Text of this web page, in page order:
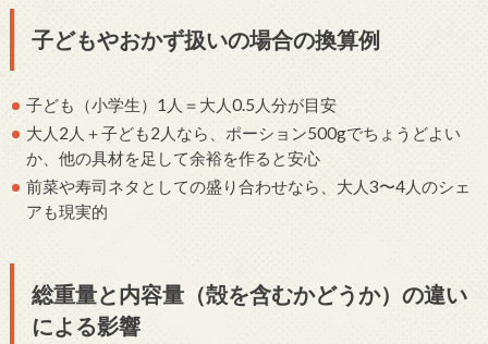
子どもやおかず扱いの場合の換算例
子ども（小学生）1人＝大人0.5人分が目安
大人2人＋子ども2人なら、ポーション500gでちょうどよい
か、他の具材を足して余裕を作ると安心
前菜や寿司ネタとしての盛り合わせなら、大人3〜4人のシェ
アも現実的
総重量と内容量（殻を含むかどうか）の違い
による影響